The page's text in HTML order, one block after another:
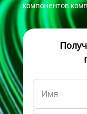
компонентов